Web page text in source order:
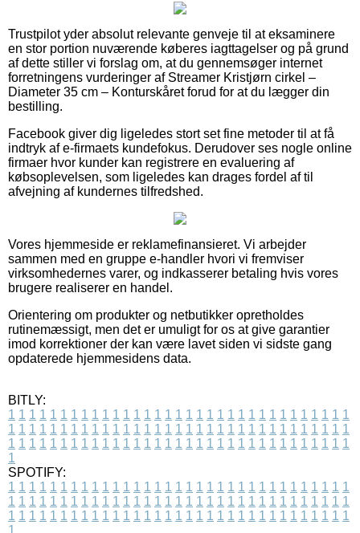
Trustpilot yder absolut relevante genveje til at eksaminere
en stor portion nuværende køberes iagttagelser og på grund
af dette stiller vi forslag om, at du gennemsøger internet
forretningens vurderinger af Streamer Kristjørn cirkel –
Diameter 35 cm – Konturskåret forud for at du lægger din
bestilling.
Facebook giver dig ligeledes stort set fine metoder til at få
indtryk af e-firmaets kundefokus. Derudover ses nogle online
firmaer hvor kunder kan registrere en evaluering af
købsoplevelsen, som ligeledes kan drages fordel af til
afvejning af kundernes tilfredshed.
Vores hjemmeside er reklamefinansieret. Vi arbejder
sammen med en gruppe e-handler hvori vi fremviser
virksomhedernes varer, og indkasserer betaling hvis vores
brugere realiserer en handel.
Orientering om produkter og netbutikker opretholdes
rutinemæssigt, men det er umuligt for os at give garantier
imod korrektioner der kan være lavet siden vi sidste gang
opdaterede hjemmesidens data.
BITLY:
1 1 1 1 1 1 1 1 1 1 1 1 1 1 1 1 1 1 1 1 1 1 1 1 1 1 1 1 1 1 1 1 1
1 1 1 1 1 1 1 1 1 1 1 1 1 1 1 1 1 1 1 1 1 1 1 1 1 1 1 1 1 1 1 1 1
1 1 1 1 1 1 1 1 1 1 1 1 1 1 1 1 1 1 1 1 1 1 1 1 1 1 1 1 1 1 1 1 1
1
SPOTIFY:
1 1 1 1 1 1 1 1 1 1 1 1 1 1 1 1 1 1 1 1 1 1 1 1 1 1 1 1 1 1 1 1 1
1 1 1 1 1 1 1 1 1 1 1 1 1 1 1 1 1 1 1 1 1 1 1 1 1 1 1 1 1 1 1 1 1
1 1 1 1 1 1 1 1 1 1 1 1 1 1 1 1 1 1 1 1 1 1 1 1 1 1 1 1 1 1 1 1 1
1